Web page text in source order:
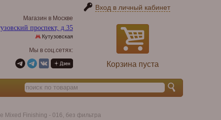
Вход в личный кабинет
Корзина пуста
Магазин в Москве
проспект, д.35
Кутузовская
Мы в соц.сетях:
Mixed Finishing - 016, без фильтра